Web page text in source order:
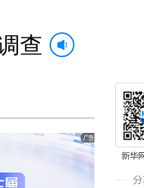
查